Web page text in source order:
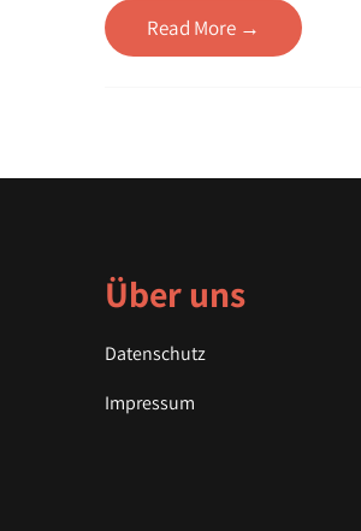
Read More →
Über uns
Datenschutz
Impressum